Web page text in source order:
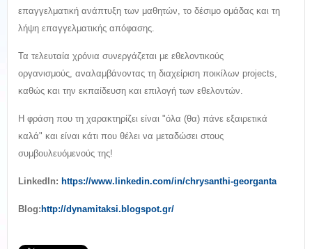
επαγγελματική ανάπτυξη των μαθητών, το δέσιμο ομάδας και τη
λήψη επαγγελματικής απόφασης.
Τα τελευταία χρόνια συνεργάζεται με εθελοντικούς
οργανισμούς, αναλαμβάνοντας τη διαχείριση ποικίλων projects,
καθώς και την εκπαίδευση και επιλογή των εθελοντών.
Η φράση που τη χαρακτηρίζει είναι "όλα (θα) πάνε εξαιρετικά
καλά" και είναι κάτι που θέλει να μεταδώσει στους
συμβουλευόμενούς της!
LinkedIn: https://www.linkedin.com/in/chrysanthi-georganta
Blog: http://dynamitaksi.blogspot.gr/